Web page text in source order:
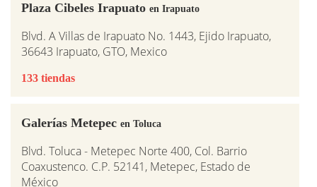
Plaza Cibeles Irapuato en Irapuato
Blvd. A Villas de Irapuato No. 1443, Ejido Irapuato,
36643 Irapuato, GTO, Mexico
133 tiendas
Galerías Metepec en Toluca
Blvd. Toluca - Metepec Norte 400, Col. Barrio
Coaxustenco. C.P. 52141, Metepec, Estado de
México